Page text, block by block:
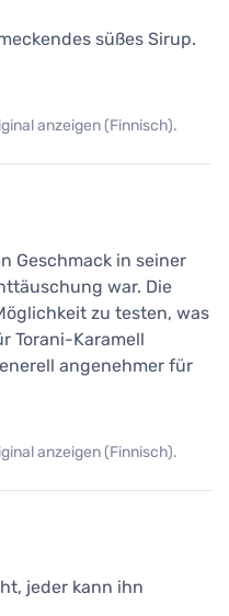
süßes Sirup.
anzeigen (Finnisch).
Geschmack in seiner
war. Die
zu testen, was
Torani-Karamell
angenehmer für
anzeigen (Finnisch).
jeder kann ihn